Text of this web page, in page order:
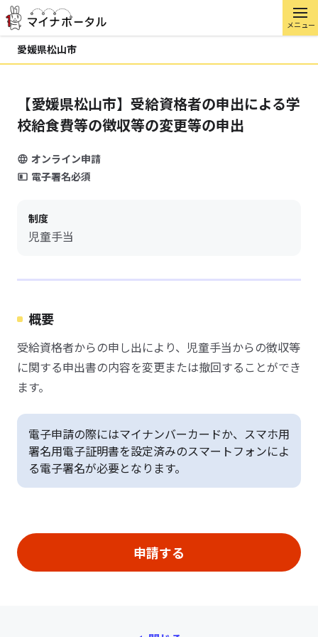
メニュー
愛媛県松山市
【愛媛県松山市】受給資格者の申出による学
校給食費等の徴収等の変更等の申出
オンライン申請
電子署名必須
制度
児童手当
概要
受給資格者からの申し出により、児童手当からの徴収等
に関する申出書の内容を変更または撤回することができ
ます。
電子申請の際にはマイナンバーカードか、スマホ用
署名用電子証明書を設定済みのスマートフォンによ
る電子署名が必要となります。